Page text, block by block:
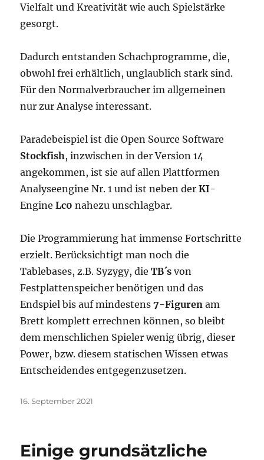
Vielfalt und Kreativität wie auch Spielstärke
gesorgt.
Dadurch entstanden Schachprogramme, die,
obwohl frei erhältlich, unglaublich stark sind.
Für den Normalverbraucher im allgemeinen
nur zur Analyse interessant.
Paradebeispiel ist die Open Source Software
Stockfish, inzwischen in der Version 14
angekommen, ist sie auf allen Plattformen
Analyseengine Nr. 1 und ist neben derKI-
EngineLc0 nahezu unschlagbar.
Die Programmierung hat immense Fortschritte
erzielt. Berücksichtigt man noch die
Tablebases, z.B. Syzygy, dieTB´s von
Festplattenspeicher benötigen und das
Endspiel bis auf mindestens7-Figuren am
Brett komplett errechnen können, so bleibt
dem menschlichen Spieler wenig übrig, dieser
Power, bzw. diesem statischen Wissen etwas
Entscheidendes entgegenzusetzen.
Veröffentlicht
16. September 2021
Einige grundsätzliche